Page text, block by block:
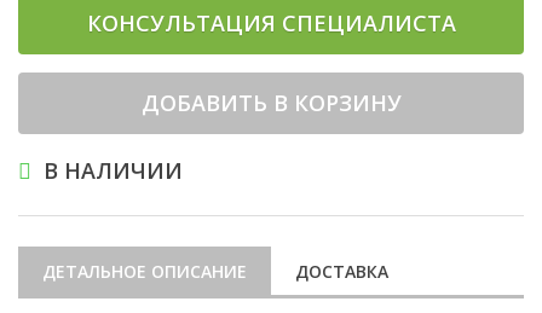
КОНСУЛЬТАЦИЯ СПЕЦИАЛИСТА
ДОБАВИТЬ В КОРЗИНУ
В НАЛИЧИИ
ДЕТАЛЬНОЕ ОПИСАНИЕ ДОСТАВКА